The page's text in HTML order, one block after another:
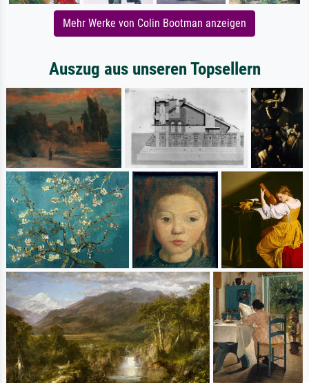
Mehr Werke von Colin Bootman anzeigen
Auszug aus unseren Topsellern